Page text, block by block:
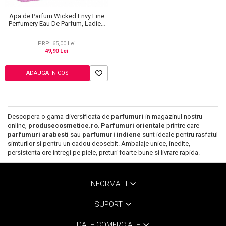
Ruj
Scrub / Balsam de buze
Netestate pe Animale
Apa de Parfum Wicked Envy Fine
Perfumery Eau De Parfum, Ladies
PRP: 65,00 Lei
49,90 Lei
ADAUGA IN COS
Descopera o gama diversificata de parfumuri in magazinul nostru
online, produsecosmetice.ro. Parfumuri orientale printre care
parfumuri arabesti sau parfumuri indiene sunt ideale pentru rasfatul
simturilor si pentru un cadou deosebit. Ambalaje unice, inedite,
persistenta ore intregi pe piele, preturi foarte bune si livrare rapida.
INFORMATII
SUPORT